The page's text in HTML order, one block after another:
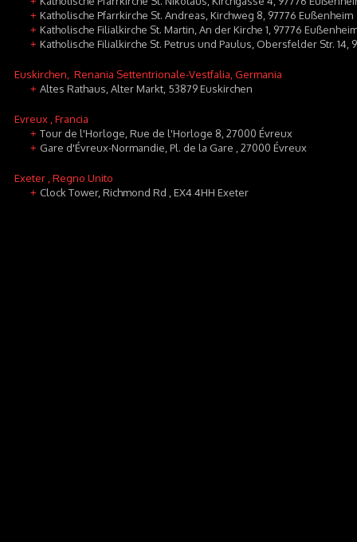
+ Katholische Pfarrkirche St. Andreas, Kirchweg 8, 97776 Eußenheim
+ Katholische Filialkirche St. Martin, An der Kirche 1, 97776
+ Katholische Filialkirche St. Petrus und Paulus, Obersfelder Str. 14,
Euskirchen , Renania Settentrionale-Vestfalia, Germania
+ Altes Rathaus, Alter Markt, 53879 Euskirchen
Evreux , Francia
+ Tour de l'Horloge, Rue de l'Horloge 8, 27000 Évreux
+ Gare d'Évreux-Normandie, Pl. de la Gare , 27000 Évreux
Exeter , Regno Unito
+ Clock Tower, Richmond Rd , EX4 4HH Exeter